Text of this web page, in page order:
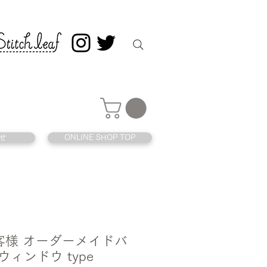
オーダーメイドバ
ィンドウ type
ONLINE SHOP TOP